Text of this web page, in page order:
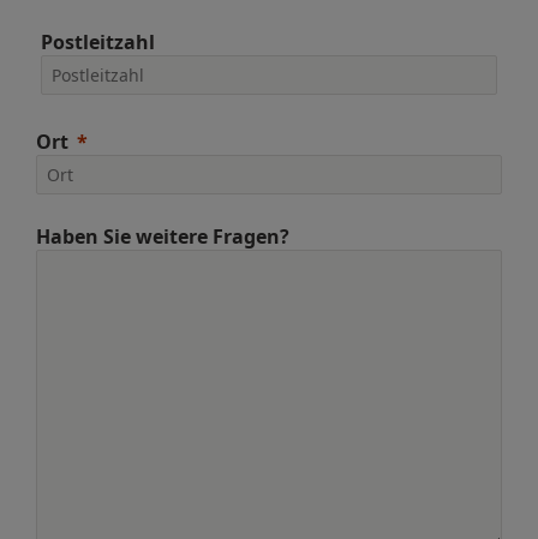
Postleitzahl
Ort
Haben Sie weitere Fragen?